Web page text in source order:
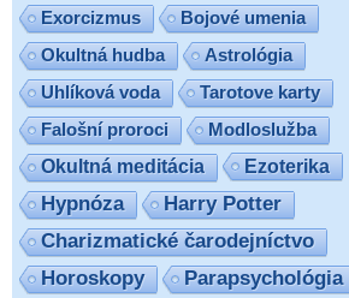
Exorcizmus
Bojové umenia
Okultná hudba
Astrológia
Uhlíková voda
Tarotove karty
Falošní proroci
Modloslužba
Okultná meditácia
Ezoterika
Hypnóza
Harry Potter
Charizmatické čarodejníctvo
Horoskopy
Parapsychológia